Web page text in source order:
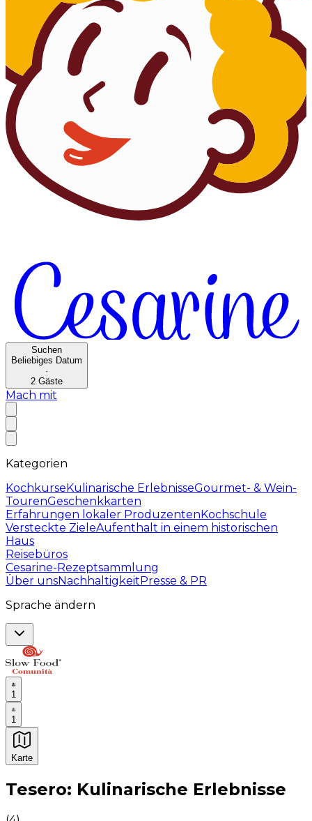
Suchen
Beliebiges Datum
·
2 Gäste
Mach mit
Kategorien
KochkurseKulinarische ErlebnisseGourmet- & Wein-
TourenGeschenkkarten
Erfahrungen lokaler ProduzentenKochschule
Versteckte ZieleAufenthalt in einem historischen
Haus
Reisebüros
Cesarine-Rezeptsammlung
Über unsNachhaltigkeitPresse & PR
Sprache ändern
1
1
Karte
Unvergessliche kulinarische Erlebnisse:
Tesero: Kulinarische Erlebnisse